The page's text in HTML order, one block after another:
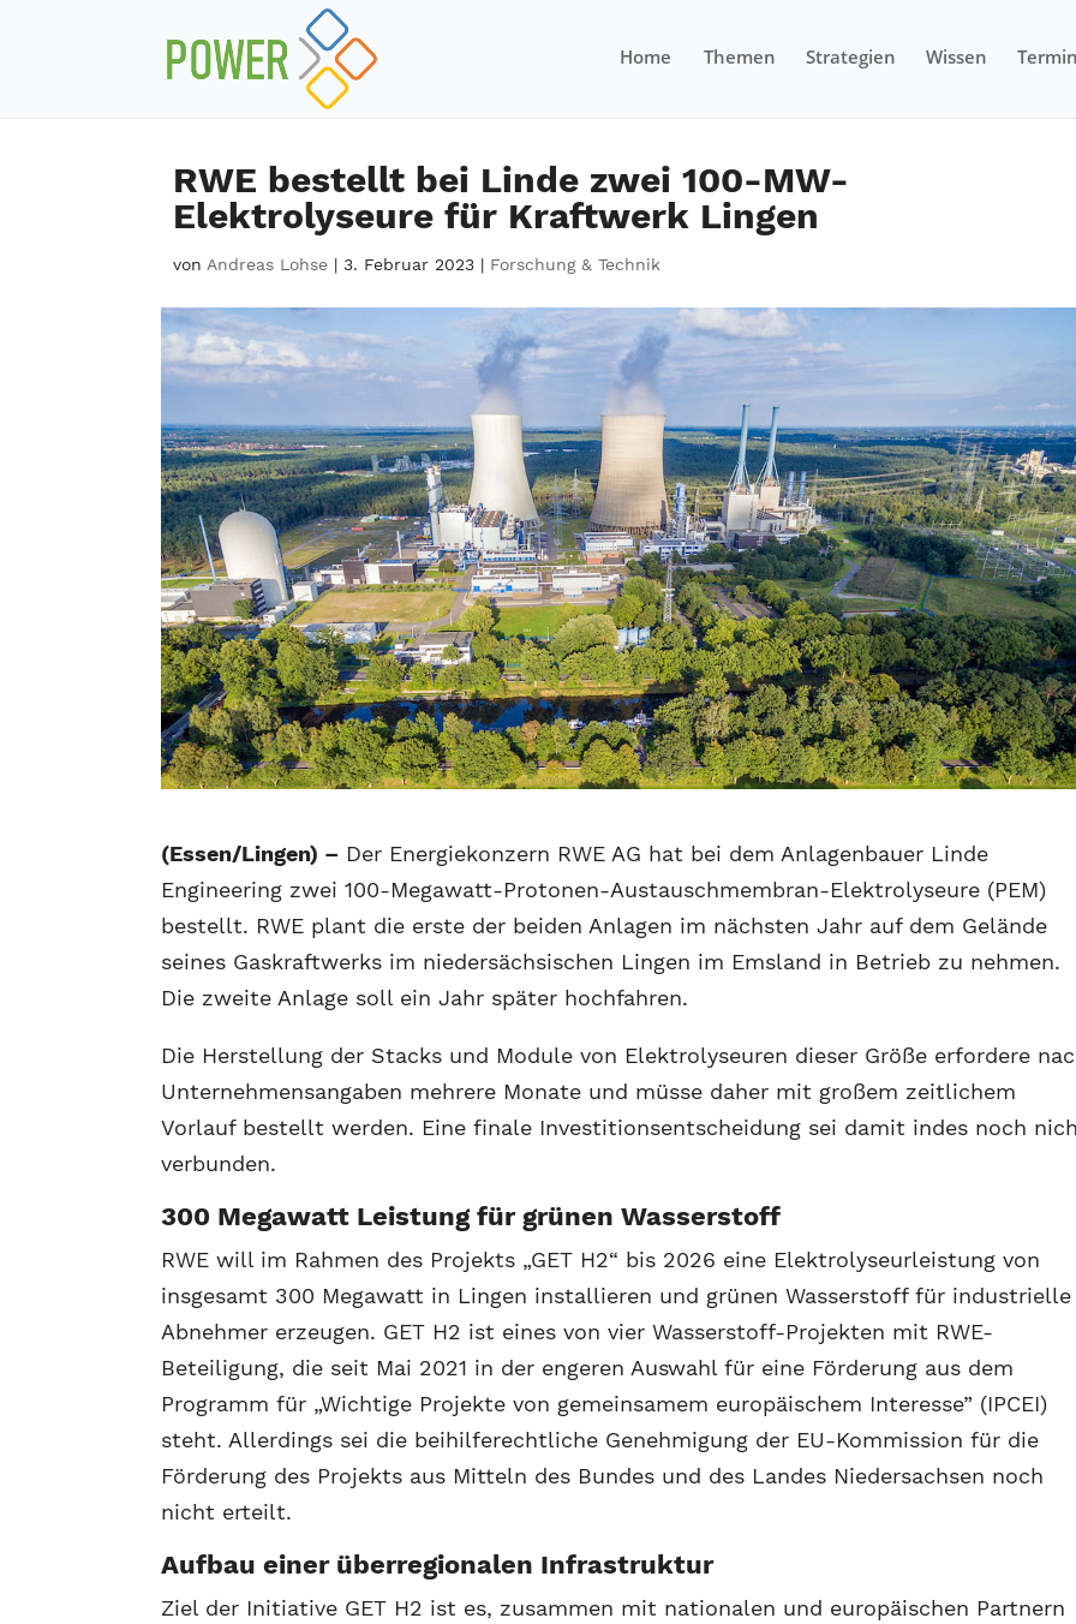
Home Themen Strategien Wissen
RWE bestellt bei Linde zwei 100-MW-
Elektrolyseure für Kraftwerk Lingen
von Andreas Lohse |3. Februar 2023 | Forschung & Technik
(Essen/Lingen) – Der Energiekonzern RWE AG hat bei dem Anlagenbauer Linde
Engineering zwei 100-Megawatt-Protonen-Austauschmembran-Elektrolyseure (PEM)
bestellt. RWE plant die erste der beiden Anlagen im nächsten Jahr auf dem Gelände
seines Gaskraftwerks im niedersächsischen Lingen im Emsland in Betrieb zu nehmen.
Die zweite Anlage soll ein Jahr später hochfahren.
Die Herstellung der Stacks und Module von Elektrolyseuren dieser Größe erfordere
Unternehmensangaben mehrere Monate und müsse daher mit großem zeitlichem
Vorlauf bestellt werden. Eine finale Investitionsentscheidung sei damit indes noch
verbunden.
300 Megawatt Leistung für grünen Wasserstoff
RWE will im Rahmen des Projekts „GET H2“ bis 2026 eine Elektrolyseurleistung von
insgesamt 300 Megawatt in Lingen installieren und grünen Wasserstoff für industrielle
Abnehmer erzeugen. GET H2 ist eines von vier Wasserstoff-Projekten mit RWE-
Beteiligung, die seit Mai 2021 in der engeren Auswahl für eine Förderung aus dem
Programm für „Wichtige Projekte von gemeinsamem europäischem Interesse” (IPCEI)
steht. Allerdings sei die beihilferechtliche Genehmigung der EU-Kommission für die
Förderung des Projekts aus Mitteln des Bundes und des Landes Niedersachsen noch
nicht erteilt.
Aufbau einer überregionalen Infrastruktur
Ziel der Initiative GET H2 ist es, zusammen mit nationalen und europäischen Partnern